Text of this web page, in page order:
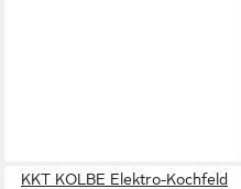
KKT KOLBE Elektro-Kochfeld